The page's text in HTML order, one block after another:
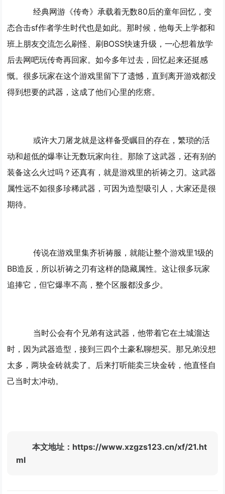
经典网游《传奇》承载着无数80后的童年回忆，变
态合击sf作者学生时代也是如此。那时候，他每天上学都和
班上朋友交流怎么刷怪、刷BOSS快速升级，一心想着放学
后去网吧玩传奇再回家。如今多年过去，回忆起来还挺感
慨。很多玩家在这个游戏里留下了遗憾，直到离开游戏都没
得到想要的武器，这成了他们心里的疙瘩。
或许大刀屠龙就是这样备受瞩目的存在，繁琐的活
动和超低的爆率让无数玩家向往。那除了这武器，还有别的
装备这么火过吗？还真有，就是游戏里的祈祷之刃。这武器
属性远不如很多珍稀武器，可因为造型吸引人，大家还是很
期待。
传说在游戏里集齐祈祷服，就能让整个游戏里1级的
BB造反，所以祈祷之刃有这样的隐藏属性。这让很多玩家
追捧它，但它爆率不高，整个区服都没多少。
当时公会有个兄弟有这武器，他带着它在土城溜达
时，因为武器造型，接到三四个土豪私聊想买。那兄弟没想
太多，两块金砖就卖了。后来打听能卖三块金砖，他直怪自
己当时太冲动。
本文地址：https://www.xzgzs123.cn/xf/21.ht
ml